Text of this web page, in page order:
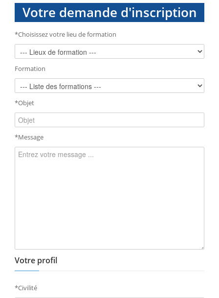
Votre demande d'inscription
*Choisissez votre lieu de formation
Formation
*Objet
*Message
Votre profil
*Civilité